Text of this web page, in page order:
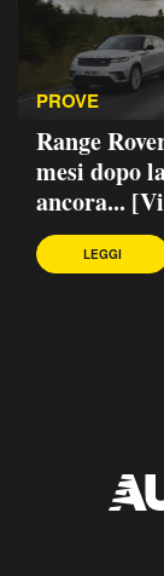
PROVE
Range
mesi dopo
ancora...
LEGGI